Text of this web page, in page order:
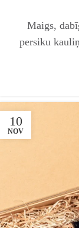
Maigs,
persiku
10
NOV